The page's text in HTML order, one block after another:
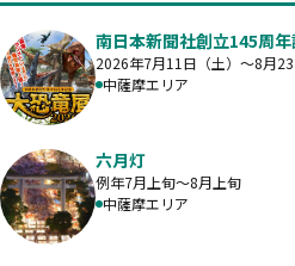
南日本新聞社創立145周
2026年7月11日（土）～8月23
中薩摩エリア
六月灯
例年7月上旬～8月上旬
中薩摩エリア